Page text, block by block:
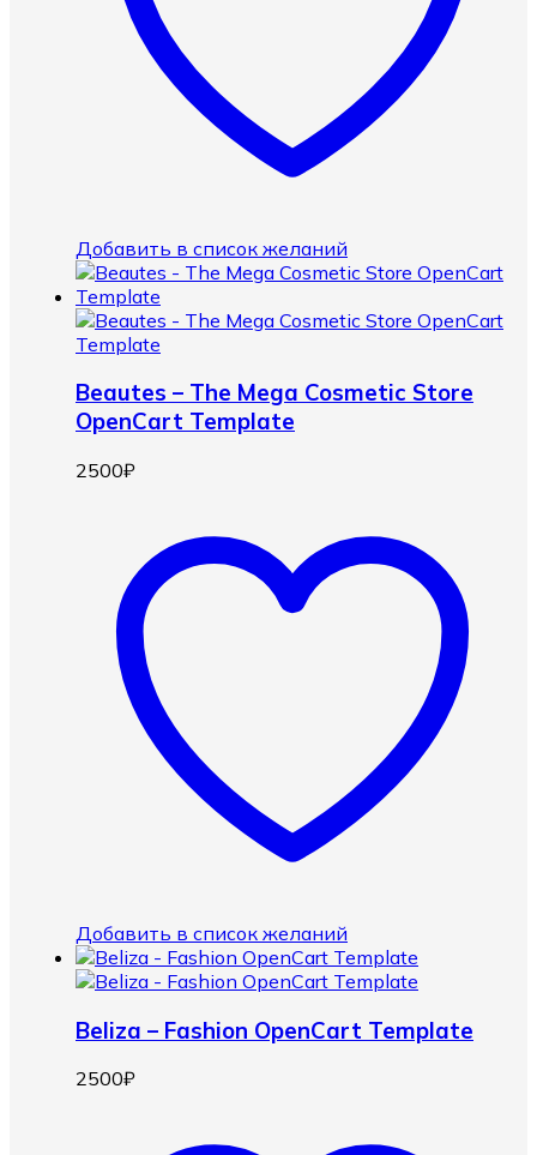
Добавить в список желаний
Beautes – The Mega Cosmetic Store
OpenCart Template
2500₽
Добавить в список желаний
Beliza – Fashion OpenCart Template
2500₽